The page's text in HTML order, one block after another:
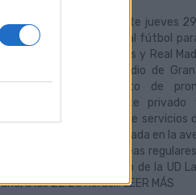
Municipales facilita este jueves
de los aficionados al fútbol
a la UD Las Palmas y Real
20:30 horas, en el Estadio de Gran
municipal, al objeto de
fiable al transporte
de tráfico, dispone de servicios
deportivo (con parada en la
a través de las líneas
vez concluya el partido de la UD
a las 22:20 horas... LEER MÁS